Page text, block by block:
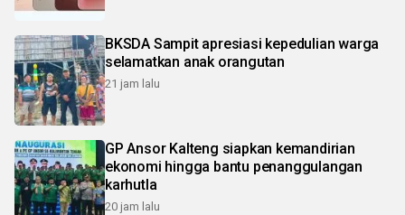
BKSDA Sampit apresiasi kepedulian warga
selamatkan anak orangutan
21 jam lalu
GP Ansor Kalteng siapkan kemandirian
ekonomi hingga bantu penanggulangan
karhutla
20 jam lalu